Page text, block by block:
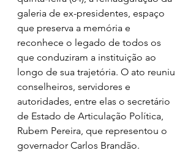
galeria de ex-presidentes, espaço
que preserva a memória e
reconhece o legado de todos os
que conduziram a instituição ao
longo de sua trajetória. O ato reuniu
conselheiros, servidores e
autoridades, entre elas o secretário
de Estado de Articulação Política,
Rubem Pereira, que representou o
governador Carlos Brandão.